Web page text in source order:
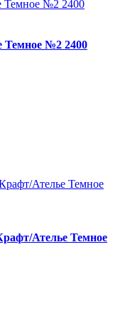
Темное №2 2400
Ателье Темное